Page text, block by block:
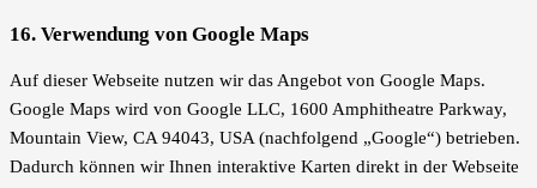
16. Verwendung von Google Maps
Auf dieser Webseite nutzen wir das Angebot von Google Maps.
Google Maps wird von Google LLC, 1600 Amphitheatre Parkway,
Mountain View, CA 94043, USA (nachfolgend „Google“) betrieben.
Dadurch können wir Ihnen interaktive Karten direkt in der Webseite